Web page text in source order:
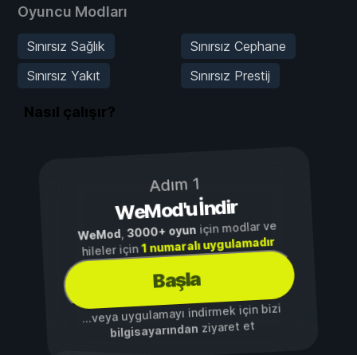
Oyuncu Modları
Sınırsız Sağlık
Sınırsız Cephane
Sınırsız Yakıt
Sınırsız Prestij
Nasıl çalışır?
Adım 1
WeMod'u İndir
WeMod,3000+ oyuniçin modlar ve
hileler için1 numaralı uygulamadır
Başla
...veya uygulamayı indirmek için bizi
bilgisayarından ziyaret et